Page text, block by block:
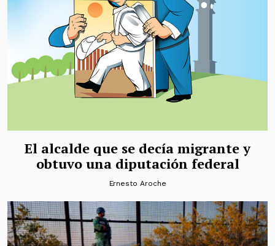
El alcalde que se decía migrante y
obtuvo una diputación federal
Ernesto Aroche